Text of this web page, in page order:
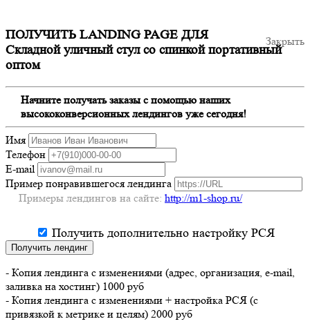
Закрыть
ПОЛУЧИТЬ LANDING PAGE ДЛЯ
Складной уличный стул со спинкой портативный
оптом
Начните получать заказы с помощью наших
высококонверсионных лендингов уже сегодня!
Имя
Телефон
E-mail
Пример понравившегося лендинга
Примеры лендингов на сайте: http://m1-shop.ru/
Получить дополнительно настройку РСЯ
Получить лендинг
- Копия лендинга с изменениями (адрес, организация, e-mail,
заливка на хостинг) 1000 руб
- Копия лендинга с изменениями + настройка РСЯ (с
привязкой к метрике и целям) 2000 руб